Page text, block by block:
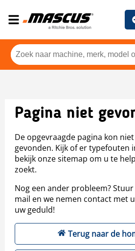
Pagina niet
De opgevraagde pagina kon
gevonden. Kijk of er typefouten
bekijk onze sitemap om u te
zoekt.
Nog een ander probleem?
mail en we nemen contact met
uw geduld!
Terug naar de